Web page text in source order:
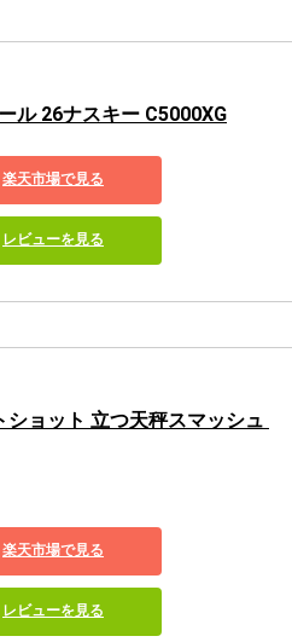
ル 26ナスキー C5000XG
楽天市場で見る
レビューを見る
ョット 立つ天秤スマッシュ
楽天市場で見る
レビューを見る